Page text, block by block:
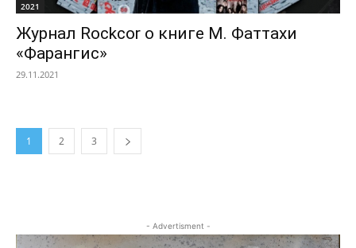
2021
Журнал Rockcor о книге М. Фаттахи
«Фарангис»
29.11.2021
1 2 3
- Advertisment -